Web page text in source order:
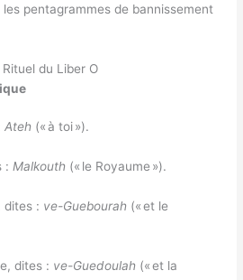
pentagrammes de bannissement
Rituel du Liber O
Ateh (« à toi »).
: Malkouth (« le Royaume »).
dites : ve-Guebourah (« et le
dites : ve-Guedoulah (« et la